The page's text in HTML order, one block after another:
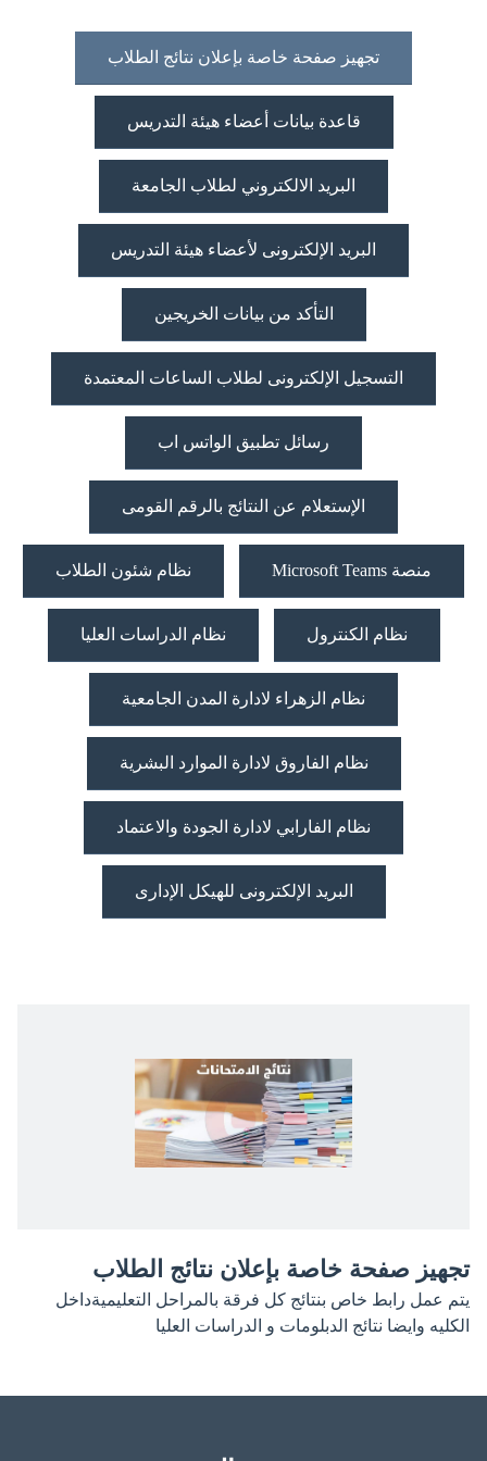
تجهيز صفحة خاصة بإعلان نتائج الطلاب
قاعدة بيانات أعضاء هيئة التدريس
البريد الالكتروني لطلاب الجامعة
البريد الإلكترونى لأعضاء هيئة التدريس
التأكد من بيانات الخريجين
التسجيل الإلكترونى لطلاب الساعات المعتمدة
رسائل تطبيق الواتس اب
الإستعلام عن النتائج بالرقم القومى
منصة Microsoft Teams نظام شئون الطلاب
نظام الكنترول نظام الدراسات العليا
نظام الزهراء لادارة المدن الجامعية
نظام الفاروق لادارة الموارد البشرية
نظام الفارابي لادارة الجودة والاعتماد
البريد الإلكترونى للهيكل الإدارى
تجهيز صفحة خاصة بإعلان نتائج الطلاب
يتم عمل رابط خاص بنتائج كل فرقة بالمراحل التعليميةداخل
الكليه وايضا نتائج الدبلومات و الدراسات العليا